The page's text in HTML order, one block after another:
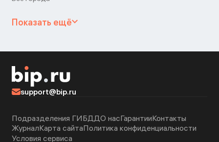
Показать ещё
support@bip.ru
Подразделения ГИБДДО насГарантииКонтакты
ЖурналКарта сайтаПолитика конфиденциальности
Условия сервиса